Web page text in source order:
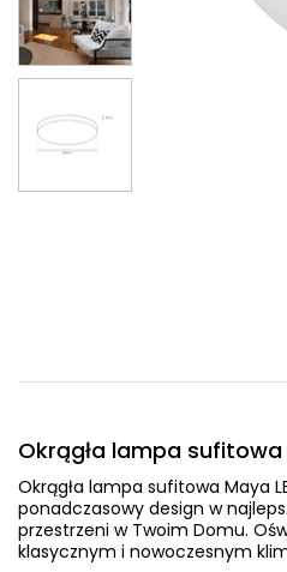
Okrągła lampa sufitowa
Okrągła lampa sufitowa Maya
ponadczasowy design w
przestrzeni w Twoim Domu.
klasycznym i nowoczesnym